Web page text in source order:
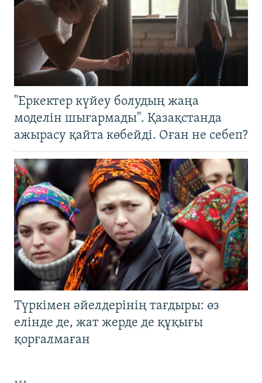
"Еркектер күйеу болудың жаңа
моделін шығармады". Қазақстанда
ажырасу қайта көбейді. Оған не себеп?
Түркімен әйелдерінің тағдыры: өз
елінде де, жат жерде де құқығы
қорғалмаған